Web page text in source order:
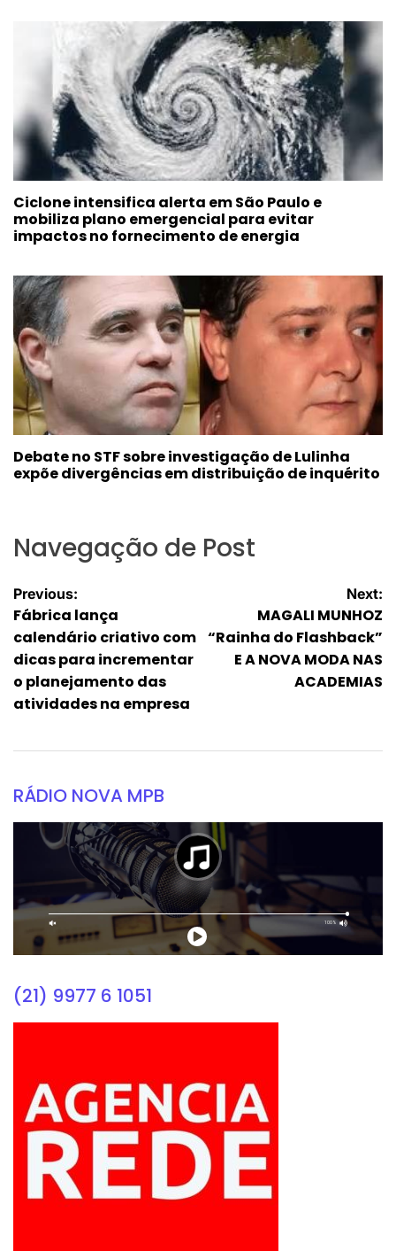
Ciclone intensifica alerta em São Paulo e
mobiliza plano emergencial para evitar
impactos no fornecimento de energia
Debate no STF sobre investigação de Lulinha
expõe divergências em distribuição de inquérito
Navegação de Post
Previous:
Fábrica lança
calendário criativo com
dicas para incrementar
o planejamento das
atividades na empresa
Next:
MAGALI MUNHOZ
“Rainha do Flashback”
E A NOVA MODA NAS
ACADEMIAS
RÁDIO NOVA MPB
(21) 9977 6 1051